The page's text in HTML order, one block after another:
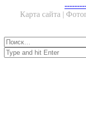
Карта сайта |
Close
Найти:
Close